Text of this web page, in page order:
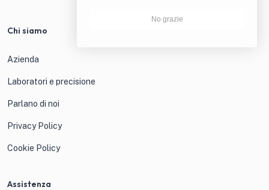
Chi siamo
Azienda
Laboratori e precisione
Parlano di noi
Privacy Policy
Cookie Policy
Assistenza
No grazie